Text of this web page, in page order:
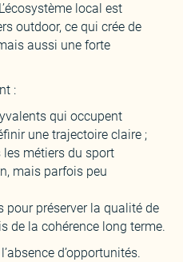
local est
outdoor, ce qui crée de
aussi une forte
:
qui occupent
une trajectoire claire ;
métiers du sport
mais parfois peu
pour préserver la qualité de
de la cohérence long terme.
d’opportunités.